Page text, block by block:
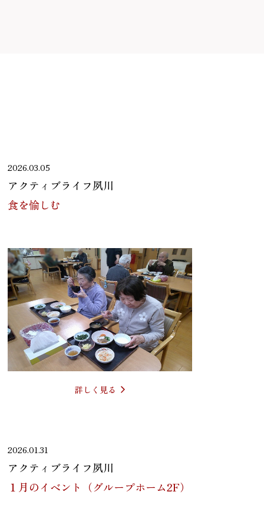
2026.03.05
アクティブライフ夙川
食を愉しむ
詳しく見る
2026.01.31
アクティブライフ夙川
１月のイベント（グループホーム2F）